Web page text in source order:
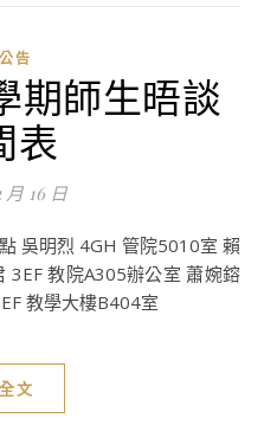
告
期師生晤談
表
月 16 日
3EF 教院A305辦公室 蕭婉鎔
教學大樓B404室
文